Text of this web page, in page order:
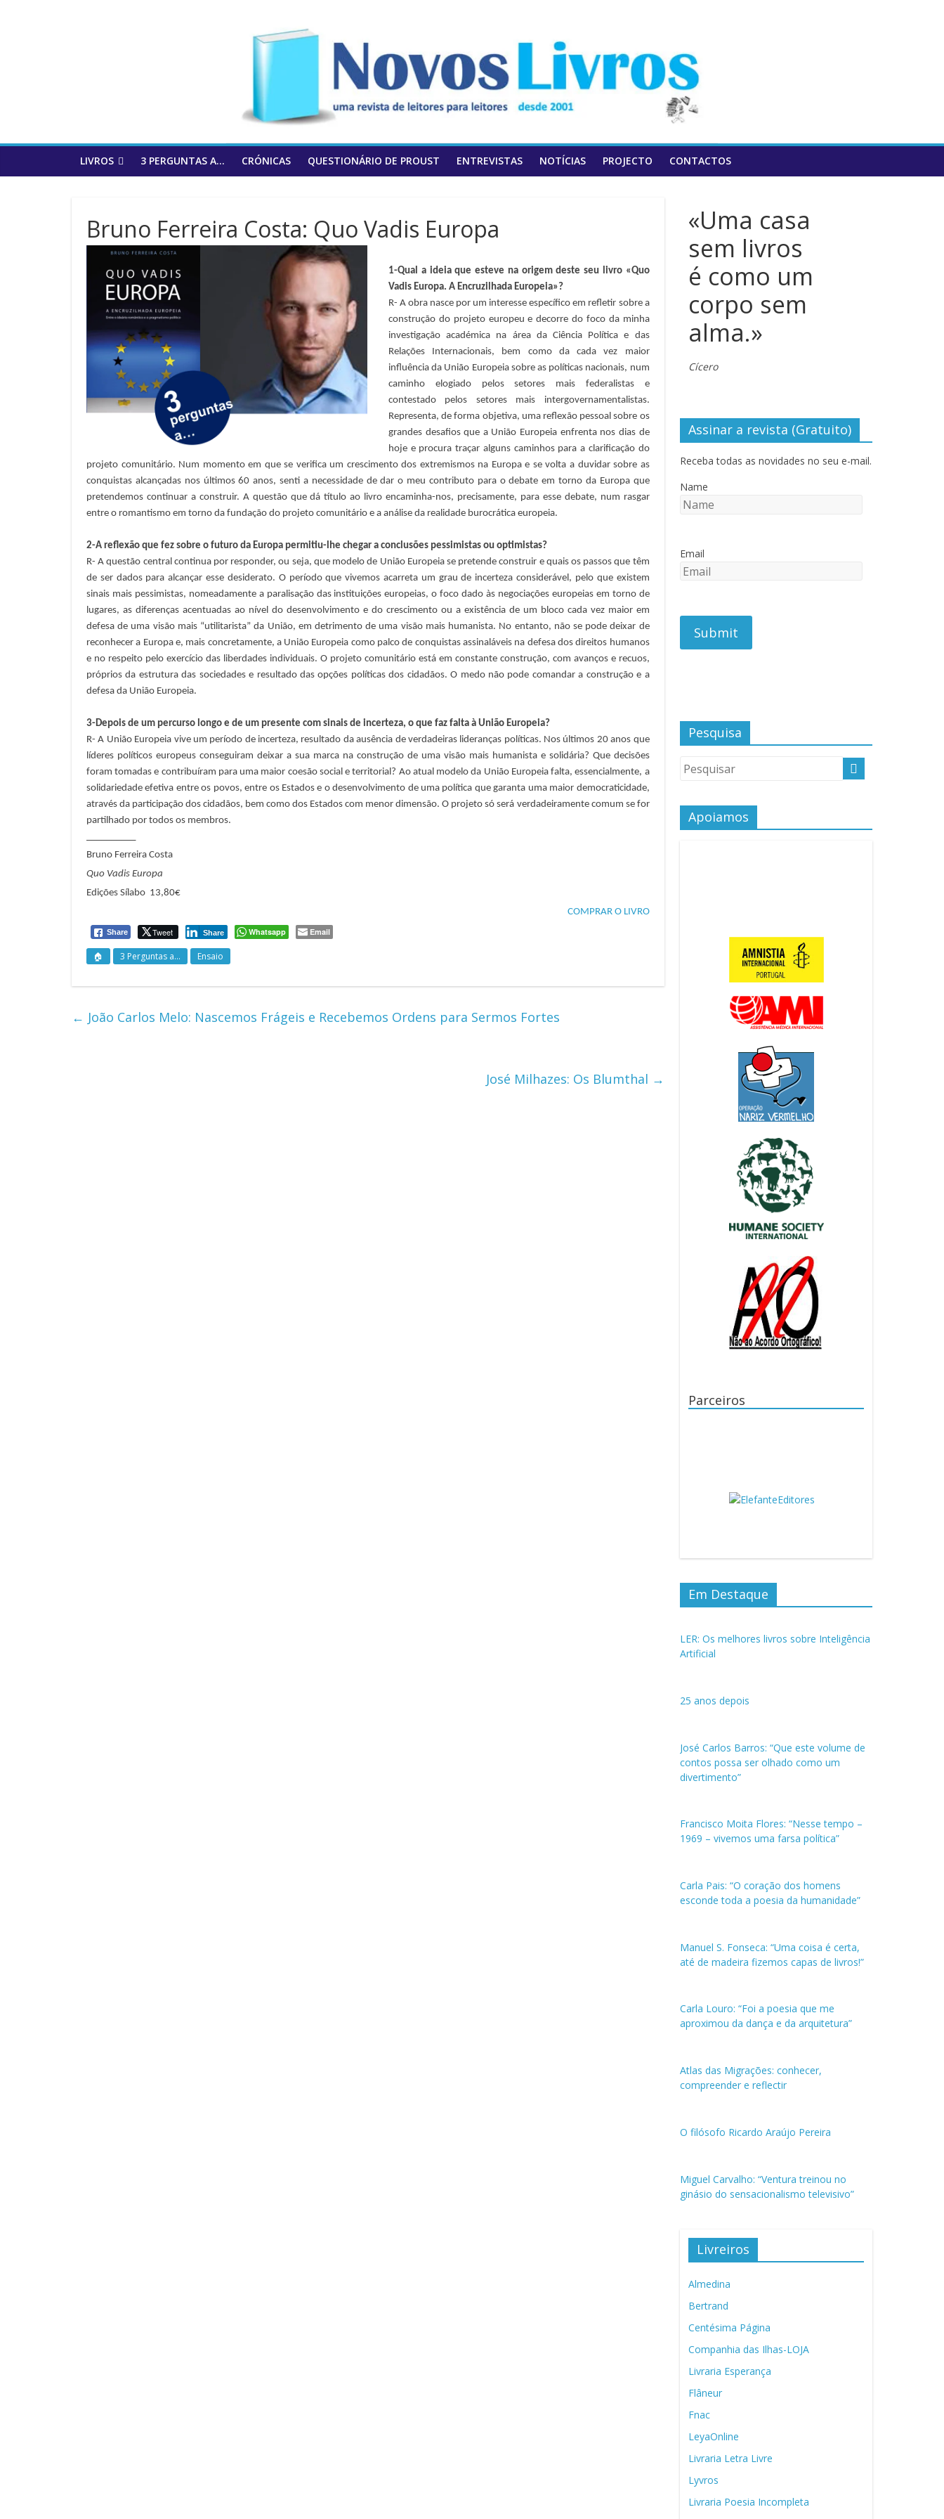
LIVROS 3 PERGUNTAS A… CRÓNICAS QUESTIONÁRIO DE PROUST ENTREVISTAS NOTÍCIAS PROJECTO CONTACTOS
Bruno Ferreira Costa: Quo Vadis Europa
1-Qual a ideia que esteve na origem deste seu livro «Quo
Vadis Europa. A Encruzilhada Europeia»?
R- A obra nasce por um interesse específico em refletir sobre a
construção do projeto europeu e decorre do foco da minha
investigação académica na área da Ciência Política e das
Relações Internacionais, bem como da cada vez maior
influência da União Europeia sobre as políticas nacionais, num
caminho elogiado pelos setores mais federalistas e
contestado pelos setores mais intergovernamentalistas.
Representa, de forma objetiva, uma reflexão pessoal sobre os
grandes desafios que a União Europeia enfrenta nos dias de
hoje e procura traçar alguns caminhos para a clarificação do
projeto comunitário. Num momento em que se verifica um crescimento dos extremismos na Europa e se volta a duvidar sobre as
conquistas alcançadas nos últimos 60 anos, senti a necessidade de dar o meu contributo para o debate em torno da Europa que
pretendemos continuar a construir. A questão que dá título ao livro encaminha-nos, precisamente, para esse debate, num rasgar
entre o romantismo em torno da fundação do projeto comunitário e a análise da realidade burocrática europeia.
2-A reflexão que fez sobre o futuro da Europa permitiu-lhe chegar a conclusões pessimistas ou optimistas?
R- A questão central continua por responder, ou seja, que modelo de União Europeia se pretende construir e quais os passos que têm
de ser dados para alcançar esse desiderato. O período que vivemos acarreta um grau de incerteza considerável, pelo que existem
sinais mais pessimistas, nomeadamente a paralisação das instituições europeias, o foco dado às negociações europeias em torno de
lugares, as diferenças acentuadas ao nível do desenvolvimento e do crescimento ou a existência de um bloco cada vez maior em
defesa de uma visão mais “utilitarista” da União, em detrimento de uma visão mais humanista. No entanto, não se pode deixar de
reconhecer a Europa e, mais concretamente, a União Europeia como palco de conquistas assinaláveis na defesa dos direitos humanos
e no respeito pelo exercício das liberdades individuais. O projeto comunitário está em constante construção, com avanços e recuos,
próprios da estrutura das sociedades e resultado das opções políticas dos cidadãos. O medo não pode comandar a construção e a
defesa da União Europeia.
3-Depois de um percurso longo e de um presente com sinais de incerteza, o que faz falta à União Europeia?
R- A União Europeia vive um período de incerteza, resultado da ausência de verdadeiras lideranças políticas. Nos últimos 20 anos que
líderes políticos europeus conseguiram deixar a sua marca na construção de uma visão mais humanista e solidária? Que decisões
foram tomadas e contribuíram para uma maior coesão social e territorial? Ao atual modelo da União Europeia falta, essencialmente, a
solidariedade efetiva entre os povos, entre os Estados e o desenvolvimento de uma política que garanta uma maior democraticidade,
através da participação dos cidadãos, bem como dos Estados com menor dimensão. O projeto só será verdadeiramente comum se for
partilhado por todos os membros.
Bruno Ferreira Costa
Quo Vadis Europa
Edições Sílabo 13,80€
COMPRAR O LIVRO
Share Tweet Share Whatsapp Email
🏠 3 Perguntas a... Ensaio
← João Carlos Melo: Nascemos Frágeis e Recebemos Ordens para Sermos Fortes
José Milhazes: Os Blumthal →
«Uma casa
sem livros
é como um
corpo sem
alma.»
Cícero
Assinar a revista (Gratuito)
Receba todas as novidades no seu e-mail.
Name
Email
Pesquisa
Apoiamos
Parceiros
Em Destaque
LER: Os melhores livros sobre Inteligência
Artificial
25 anos depois
José Carlos Barros: “Que este volume de
contos possa ser olhado como um
divertimento”
Francisco Moita Flores: “Nesse tempo –
1969 – vivemos uma farsa política”
Carla Pais: “O coração dos homens
esconde toda a poesia da humanidade”
Manuel S. Fonseca: “Uma coisa é certa,
até de madeira fizemos capas de livros!”
Carla Louro: “Foi a poesia que me
aproximou da dança e da arquitetura”
Atlas das Migrações: conhecer,
compreender e reflectir
O filósofo Ricardo Araújo Pereira
Miguel Carvalho: “Ventura treinou no
ginásio do sensacionalismo televisivo”
Livreiros
Almedina
Bertrand
Centésima Página
Companhia das Ilhas-LOJA
Livraria Esperança
Flâneur
Fnac
LeyaOnline
Livraria Letra Livre
Lyvros
Livraria Poesia Incompleta